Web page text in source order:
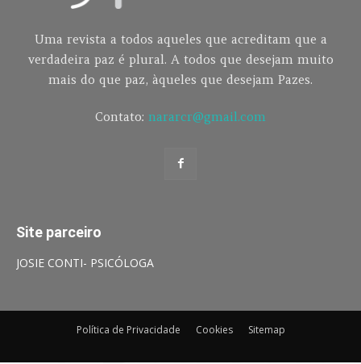
Uma revista a todos aqueles que acreditam que a
verdadeira paz é plural. A todos que desejam muito
mais do que paz, àqueles que desejam Pazes.
Contato: nararcr@gmail.com
Site parceiro
JOSIE CONTI- PSICÓLOGA
Política de Privacidade Cookies Sitemap